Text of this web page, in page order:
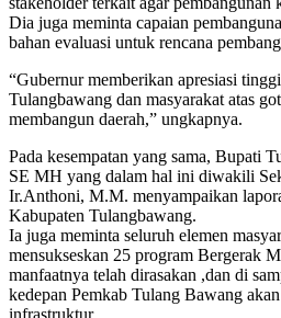
Dia juga meminta capaian
bahan evaluasi untuk rencana
“Gubernur memberikan apresiasi
Tulangbawang dan masyarakat atas
membangun daerah,” ungkapnya.
Pada kesempatan yang sama, Bupati
SE MH yang dalam hal ini diwakili
Ir.Anthoni, M.M. menyampaikan
Kabupaten Tulangbawang.
Ia juga meminta seluruh elemen
mensukseskan 25 program Bergerak
manfaatnya telah dirasakan ,dan di
kedepan Pemkab Tulang Bawang